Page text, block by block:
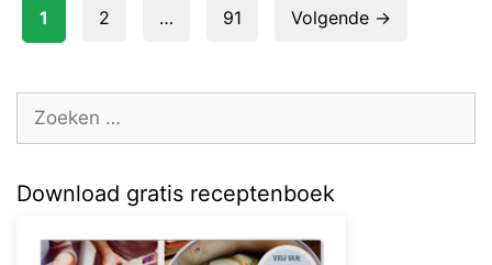
Pagina
1 Pagina
2 … Pagina
91 Volgende →
naar:
Download gratis receptenboek